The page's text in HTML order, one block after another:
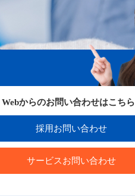
Webからのお問い合わせはこちら
採用お問い合わせ
サービスお問い合わせ